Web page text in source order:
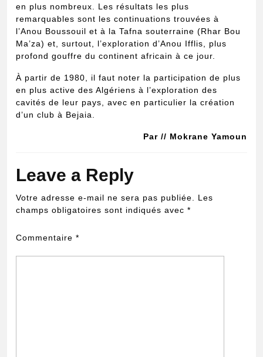
en plus nombreux. Les résultats les plus
remarquables sont les continuations trouvées à
l’Anou Boussouil et à la Tafna souterraine (Rhar Bou
Ma’za) et, surtout, l’exploration d’Anou Ifflis, plus
profond gouffre du continent africain à ce jour.
À partir de 1980, il faut noter la participation de plus
en plus active des Algériens à l’exploration des
cavités de leur pays, avec en particulier la création
d’un club à Bejaia.
Par // Mokrane Yamoun
Leave a Reply
Votre adresse e-mail ne sera pas publiée. Les
champs obligatoires sont indiqués avec *
Commentaire *